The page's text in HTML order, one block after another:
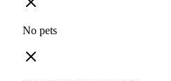
No pets